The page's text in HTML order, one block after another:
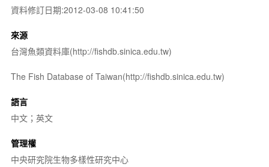
資料修訂日期:2012-03-08 10:41:50
來源
台灣魚類資料庫(http://fishdb.sinica.edu.tw)
The Fish Database of Taiwan(http://fishdb.sinica.edu.tw)
語言
中文；英文
管理權
中央研究院生物多樣性研究中心